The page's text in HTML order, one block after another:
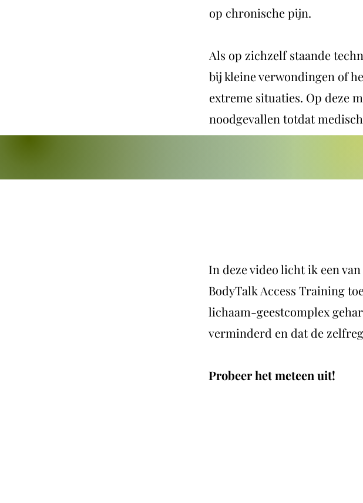
op chronische pijn.
Als op zichzelf staande
bij kleine verwondingen of
extreme situaties. Op deze
noodgevallen totdat
In deze video licht ik een
BodyTalk Access Training
lichaam-geestcomplex
verminderd en dat de
Probeer het meteen uit!